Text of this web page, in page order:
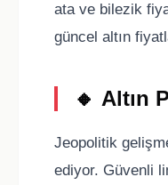
ata ve bilezik
güncel altın
🔸 Altın
Jeopolitik
ediyor. Güvenli